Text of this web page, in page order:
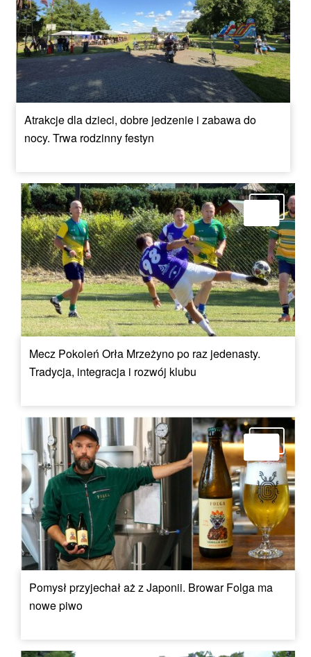
Atrakcje dla dzieci, dobre jedzenie i zabawa do
nocy. Trwa rodzinny festyn
Mecz Pokoleń Orła Mrzeżyno po raz jedenasty.
Tradycja, integracja i rozwój klubu
Pomysł przyjechał aż z Japonii. Browar Folga ma
nowe piwo